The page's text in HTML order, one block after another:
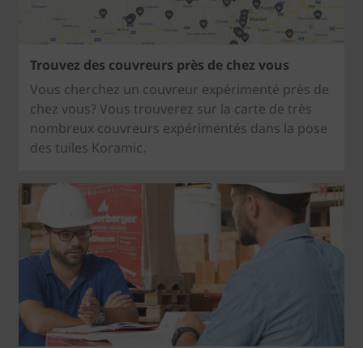
Trouvez des couvreurs près de chez vous
Vous cherchez un couvreur expérimenté près de
chez vous? Vous trouverez sur la carte de très
nombreux couvreurs expérimentés dans la pose
des tuiles Koramic.